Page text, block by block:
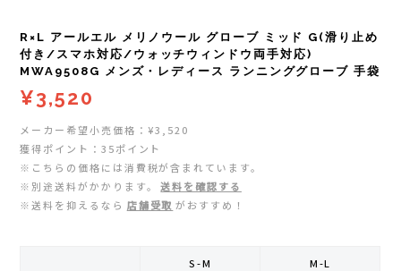
ストックポール
その他
PUREPALA(ピュアパラ)
SAMURAICHARGE Pro
SAMURAI GEL(サムライジェル)
Shonai Special(ショウナイスペシャル)
DYNAFIT(ディナフィット)
ELDORESO(エルドレッソ)
extremities (エクストリミティーズ)
FEELCAP(フィールキャップ)
R×L アールエル メリノウール グローブ ミッド G(滑り止め
付き/スマホ対応/ウォッチウィンドウ両手対応)
MWA9508G メンズ・レディース ランニンググローブ 手袋
¥3,520
メーカー希望小売価格：¥3,520
獲得ポイント：35ポイント
※こちらの価格には消費税が含まれています。
※別途送料がかかります。
送料を確認する
※送料を抑えるなら 店舗受取 がおすすめ！
S-M M-L